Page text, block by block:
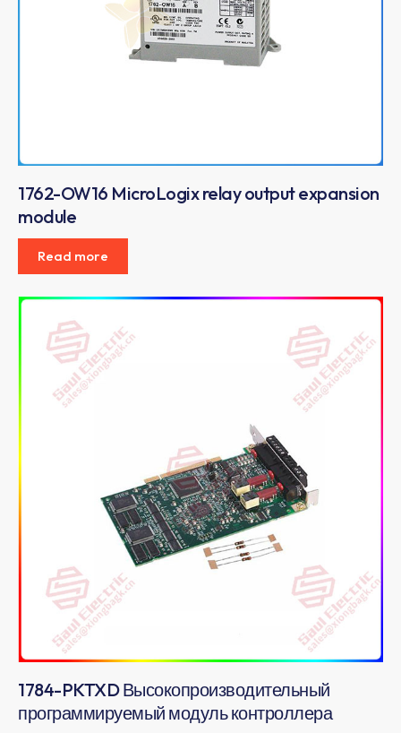
1762-OW16 MicroLogix relay output expansion
module
Read more
1784-PKTXD Высокопроизводительный
программируемый модуль контроллера